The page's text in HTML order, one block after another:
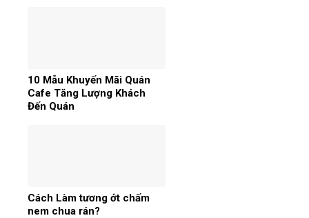
10 Mẫu Khuyến Mãi Quán
Cafe Tăng Lượng Khách
Đến Quán
Cách Làm tương ớt chấm
nem chua rán?